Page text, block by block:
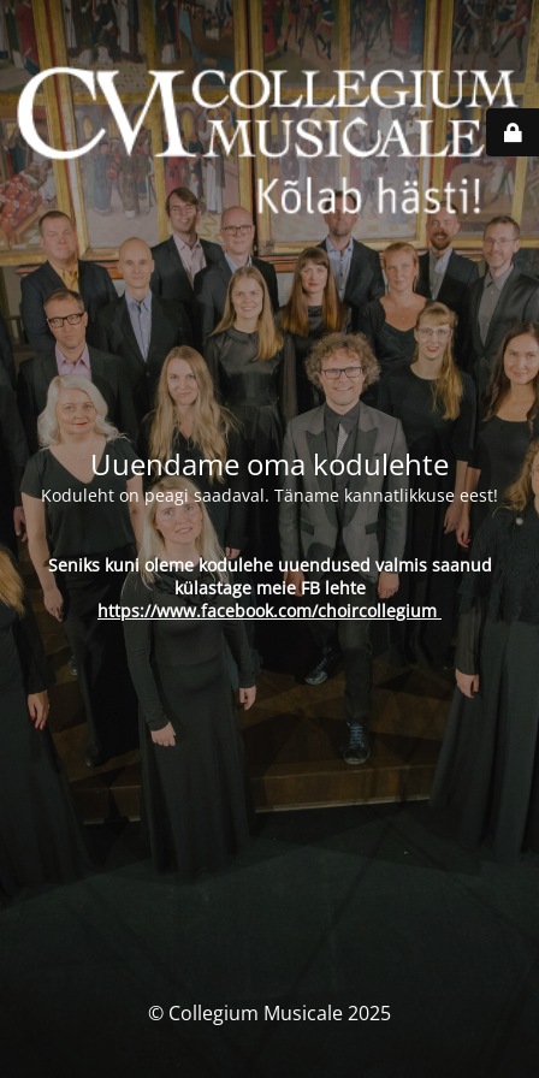
Uuendame oma kodulehte
Koduleht on peagi saadaval. Täname kannatlikkuse eest!
Seniks kuni oleme kodulehe uuendused valmis saanud
külastage meie FB lehte
https://www.facebook.com/choircollegium
© Collegium Musicale 2025